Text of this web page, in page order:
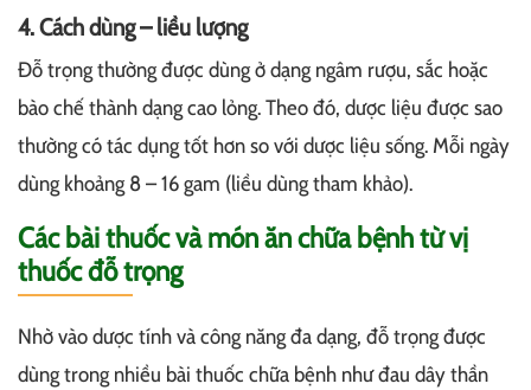
4. Cách dùng – liều lượng
Đỗ trọng thường được dùng ở dạng ngâm rượu, sắc hoặc
bào chế thành dạng cao lỏng. Theo đó, dược liệu được sao
thường có tác dụng tốt hơn so với dược liệu sống. Mỗi ngày
dùng khoảng 8 – 16 gam (liều dùng tham khảo).
Các bài thuốc và món ăn chữa bệnh từ vị
thuốc đỗ trọng
Nhờ vào dược tính và công năng đa dạng, đỗ trọng được
dùng trong nhiều bài thuốc chữa bệnh như đau dây thần